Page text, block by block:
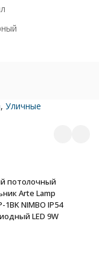
, Уличные
потолочный
Arte Lamp
1BK NIMBO IP54
LED 9W